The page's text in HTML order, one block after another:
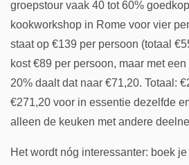
groepstour vaak 40 tot 60%
kookworkshop in Rome voor vier
staat op €139 per persoon (totaal
kost €89 per persoon, maar met
20% daalt dat naar €71,20. Totaal:
€271,20 voor in essentie dezelfde
alleen de keuken met andere
Het wordt nóg interessanter: boek